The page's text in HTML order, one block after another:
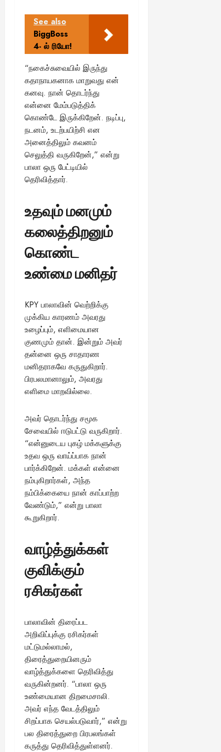
See also
BiggBoss
4- ல் ரியோ!
“நகைச்சுவையில் இருந்து
கதாநாயகனாக மாறுவது என்
கனவு. நான் தொடர்ந்து
என்னை மேம்படுத்திக்
கொண்டே இருக்கிறேன். நடிப்பு,
நடனம், உடற்பயிற்சி என
அனைத்திலும் கவனம்
செலுத்தி வருகிறேன்,” என்று
பாலா ஒரு பேட்டியில்
தெரிவித்தார்.
உதவும் மனமும்
கலைத்திறனும்
கொண்ட
உண்மை மனிதர்
KPY பாலாவின் வெற்றிக்கு
முக்கிய காரணம் அவரது
உழைப்பும், எளிமையான
குணமும் தான். இன்றும் அவர்
தன்னை ஒரு சாதாரண
மனிதராகவே கருதுகிறார்.
பிரபலமானாலும், அவரது
எளிமை மாறவில்லை.
அவர் தொடர்ந்து சமூக
சேவையில் ஈடுபட்டு வருகிறார்.
“என்னுடைய புகழ் மக்களுக்கு
உதவ ஒரு வாய்ப்பாக நான்
பார்க்கிறேன். மக்கள் என்னை
நம்புகிறார்கள், அந்த
நம்பிக்கையை நான் காப்பாற்ற
வேண்டும்,” என்று பாலா
கூறுகிறார்.
வாழ்த்துக்கள்
குவிக்கும்
ரசிகர்கள்
பாலாவின் திரைப்பட
அறிவிப்புக்கு ரசிகர்கள்
மட்டுமல்லாமல்,
திரைத்துறையினரும்
வாழ்த்துக்களை தெரிவித்து
வருகின்றனர். “பாலா ஒரு
உண்மையான திறமைசாலி.
அவர் எந்த வேடத்திலும்
சிறப்பாக செயல்படுவார்,” என்று
பல திரைத்துறை பிரபலங்கள்
கருத்து தெரிவித்துள்ளனர்.